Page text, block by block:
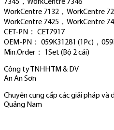
7345，WorkCentre 7346
WorkCentre 7132，WorkCentre
WorkCentre 7425，WorkCentre
CET-PN： CET7917
OEM-PN： 059K31281 (1Pc)，
Min.Order： 1Set (Bộ 2 cái)
Công ty TNHH TM & DV
An An Sơn
Chuyên cung cấp các giải pháp và
Quảng Nam